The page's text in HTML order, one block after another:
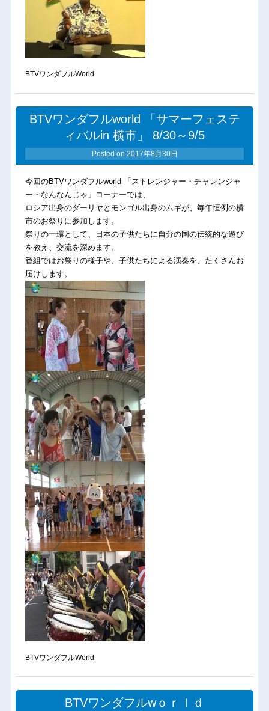
BTVワンダフルWorld
BTVワンダフルworld 「サマーフェステ
ィバルin 横市」 8/30～9/5
Posted on 2017年8月30日
今回のBTVワンダフルworld 「ストレンジャー・チャレンジャ
ー・なんなんじゃ」コーナーでは、
ロシア出身のダーリヤとモンゴル出身のムギが、毎年恒例の横
市のお祭りに参加します。
祭りの一環として、日本の子供たちに自分の国の伝統的な遊び
を教え、交流を深めます。
番組ではお祭りの様子や、子供たちによる演奏を、たくさんお
届けします。
BTVワンダフルWorld
BTVワンダフルwｏｒｌｄ